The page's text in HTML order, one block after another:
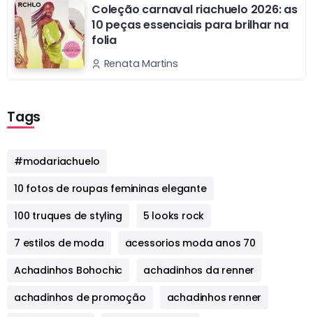
Coleção carnaval riachuelo 2026: as
10 peças essenciais para brilhar na
folia
Renata Martins
Tags
#modariachuelo
10 fotos de roupas femininas elegante
100 truques de styling
5 looks rock
7 estilos de moda
acessorios moda anos 70
Achadinhos Bohochic
achadinhos da renner
achadinhos de promoção
achadinhos renner